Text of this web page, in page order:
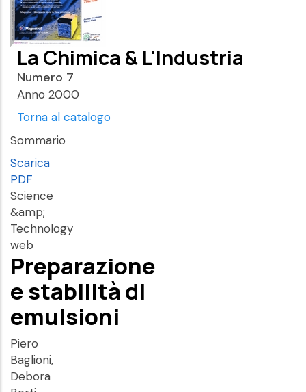
La Chimica & L'Industria
Numero 7
Anno 2000
Torna al catalogo
Sommario
Scarica
PDF
Science
&amp;
Technology
web
Preparazione
e stabilità di
emulsioni
Piero
Baglioni,
Debora